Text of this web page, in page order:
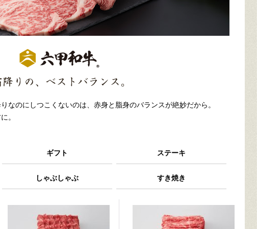
なのにしつこくないのは、赤身と脂身のバランスが絶妙だから。
。
ギフト ステーキ
しゃぶしゃぶ すき焼き